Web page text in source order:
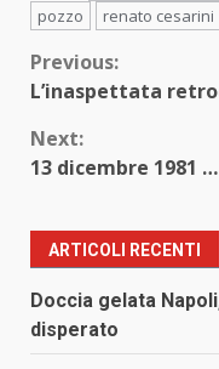
pozzo
renato cesarini
Continue
Reading
Previous:
L’inaspettata
Next:
13 dicembre 1981 …
ARTICOLI RECENTI
Doccia gelata
disperato